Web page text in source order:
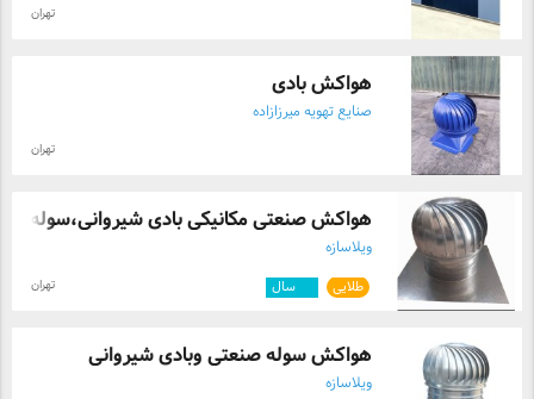
تهران
هواکش بادی
صنایع تهویه میرزازاده
تهران
هواکش صنعتی مکانیکی بادی شیروانی،سوله
ویلاسازه
طلایی سال تهران
هواکش سوله صنعتی وبادی شیروانی
ویلاسازه